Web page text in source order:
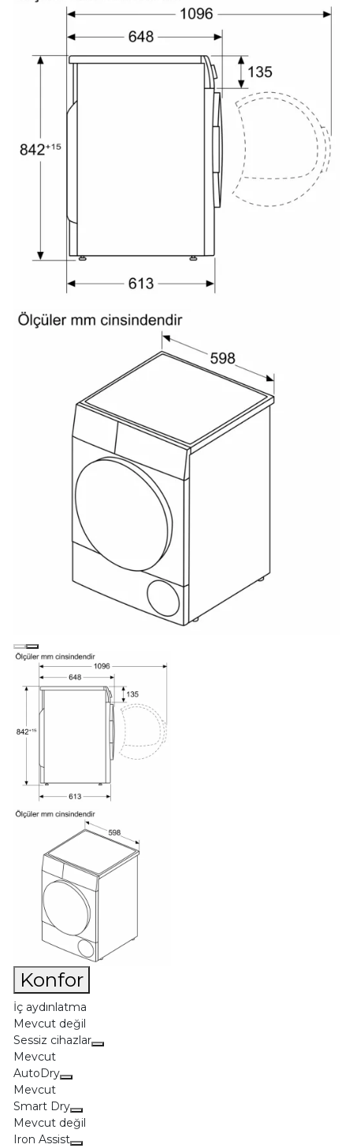
Konfor
İç aydınlatma
Mevcut değil
Sessiz cihazlar
Mevcut
AutoDry
Mevcut
Smart Dry
Mevcut değil
Iron Assist